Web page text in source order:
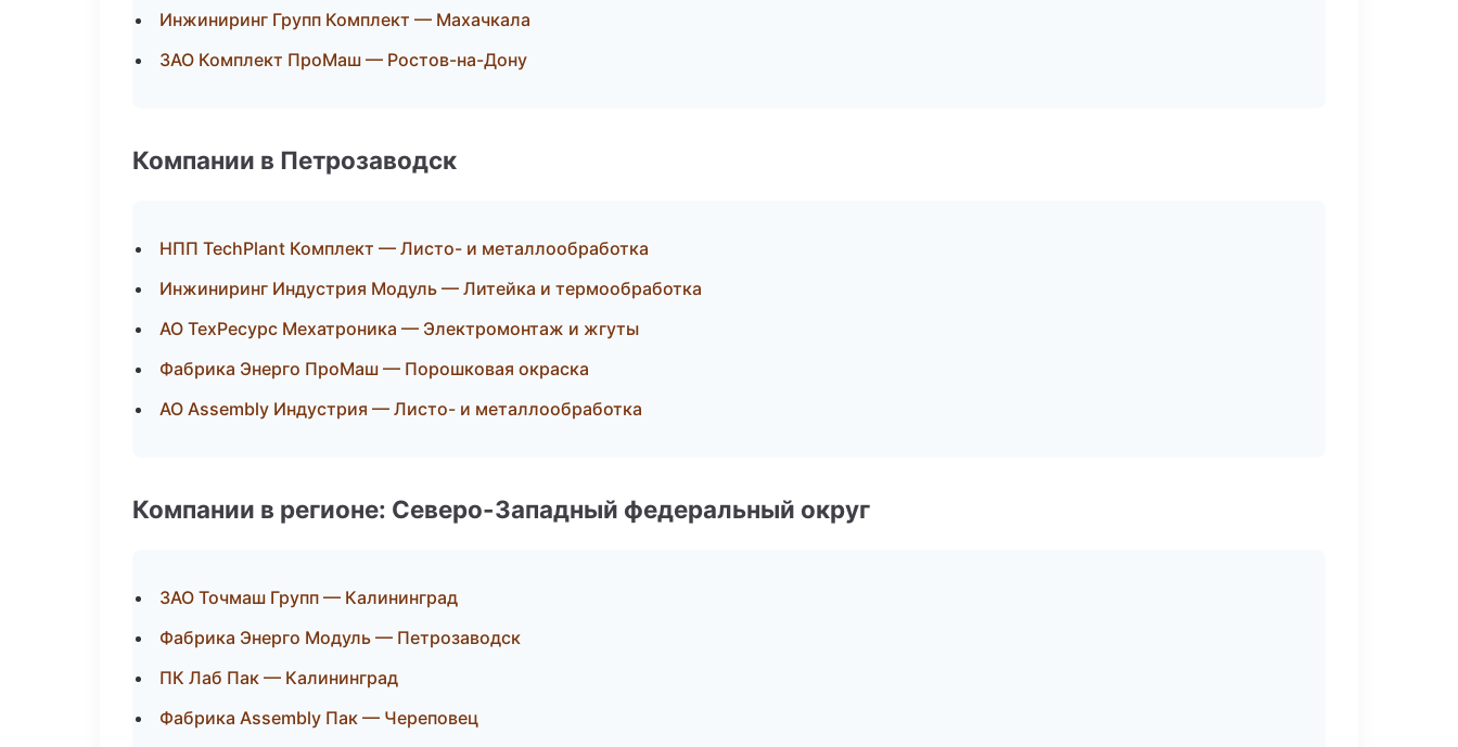
Инжиниринг Групп Комплект — Махачкала
ЗАО Комплект ПроМаш — Ростов-на-Дону
Компании в Петрозаводск
НПП TechPlant Комплект — Листо- и металлообработка
Инжиниринг Индустрия Модуль — Литейка и термообработка
АО ТехРесурс Мехатроника — Электромонтаж и жгуты
Фабрика Энерго ПроМаш — Порошковая окраска
АО Assembly Индустрия — Листо- и металлообработка
Компании в регионе: Северо-Западный федеральный округ
ЗАО Точмаш Групп — Калининград
Фабрика Энерго Модуль — Петрозаводск
ПК Лаб Пак — Калининград
Фабрика Assembly Пак — Череповец